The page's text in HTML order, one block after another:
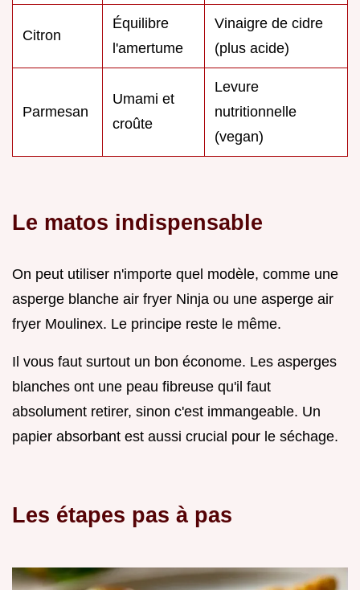
Citron
Équilibre
l'amertume
Vinaigre de cidre
(plus acide)
Parmesan
Umami et
croûte
Levure
nutritionnelle
(vegan)
Le matos indispensable
On peut utiliser n'importe quel modèle, comme une
asperge blanche air fryer Ninja ou une asperge air
fryer Moulinex. Le principe reste le même.
Il vous faut surtout un bon économe. Les asperges
blanches ont une peau fibreuse qu'il faut
absolument retirer, sinon c'est immangeable. Un
papier absorbant est aussi crucial pour le séchage.
Les étapes pas à pas